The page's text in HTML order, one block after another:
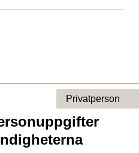
Privatperson